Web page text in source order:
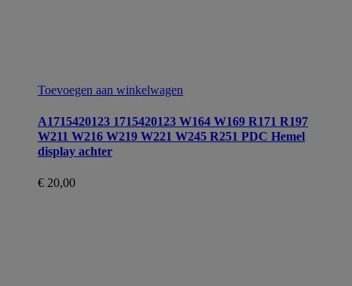
Toevoegen aan winkelwagen
A1715420123 1715420123 W164 W169 R171 R197
W211 W216 W219 W221 W245 R251 PDC Hemel
display achter
€ 20,00